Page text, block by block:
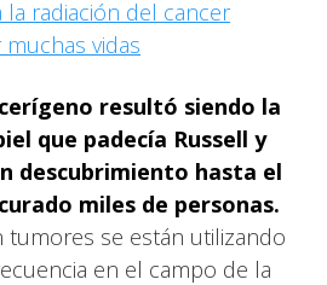
la radiación del cancer
vidas
resultó siendo la
que padecía Russell y
descubrimiento hasta el
miles de personas.
tumores se están utilizando
en el campo de la